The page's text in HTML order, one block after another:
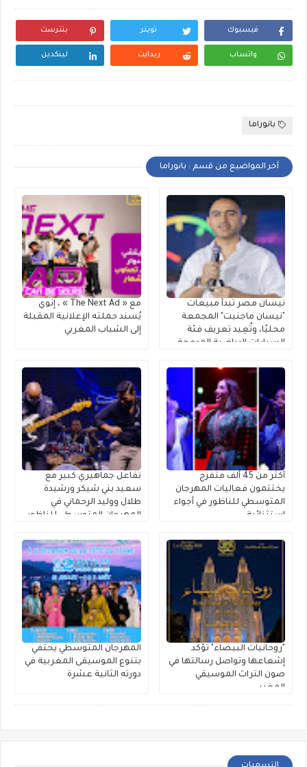
فيسبوك تويتر بنترست
واتساب ريدايت لينكدين
بانوراما
أخر المواضيع من قسم : بانوراما
نيسان مصر تبدأ مبيعات
"نيسان ماجنيت" المجمعة
محليًا، وتُعِيد تعريف فئة
السيارات الرياضية المدمجة
مع « The Next Ad » ، إنوي
يُسند حملته الإعلانية المقبلة
إلى الشباب المغربي
أكثر من 45 ألف متفرج
يختتمون فعاليات المهرجان
المتوسطي للناظور في أجواء
استثنائية
تفاعل جماهيري كبير مع
سعيد بني شيكر ورشيدة
طلال ووليد الرحماني في
المهرجان المتوسطي للناظور
"روحانيات البيضاء" تؤكد
إشعاعها وتواصل رسالتها في
صون التراث الموسيقي
المغربي
المهرجان المتوسطي يحتفي
بتنوع الموسيقى المغربية في
دورته الثانية عشرة